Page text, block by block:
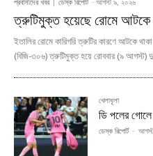
প্রবাসীদের খবর ডেস্ক রিপোর্ট - আগস্ট ৯, ২০২৬
ত্রুটিমুক্ত হয়েছে রোমে আটকে
ইতালির রোমে কারিগরি ত্রুটির কারণে আটকে
(বিজি-৩০৬) ত্রুটিমুক্ত হয়ে রোববার (৯ আগস্ট)
খেলাধূলা
ডি পলের গোলে
ডেস্ক রিপোর্ট -